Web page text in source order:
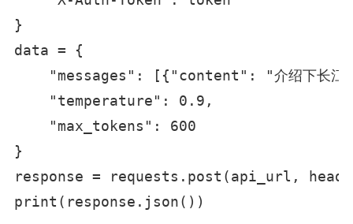
}
data = {
"messages": [{"content": "介绍下长江
    "temperature": 0.9,
    "max_tokens": 600
}
response = requests.post(api_url,
print(response.json())